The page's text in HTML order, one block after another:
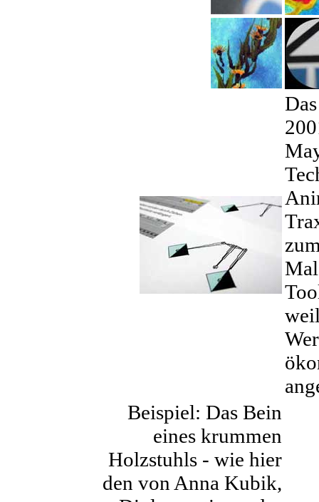
Beispiel: Das Bein
eines krummen
Holzstuhls - wie hier
den von Anna Kubik,